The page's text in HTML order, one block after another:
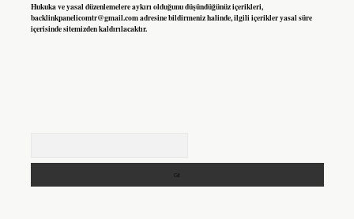
Hukuka ve yasal düzenlemelere aykırı olduğunu düşündüğünüz içerikleri,
backlinkpanelicomtr@gmail.comadresine bildirmeniz halinde, ilgili içerikler yasal süre
içerisinde sitemizden kaldırılacaktır.